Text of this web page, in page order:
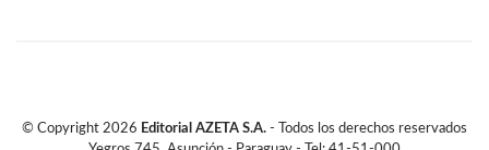
© Copyright 2026 Editorial AZETA S.A. - Todos los derechos reservados